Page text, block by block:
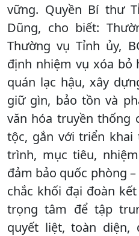
vững. Quyền Bí thư
Dũng, cho biết:
Thường vụ Tỉnh ủy,
định nhiệm vụ xóa bỏ
quán lạc hậu, xây
giữ gìn, bảo tồn và
văn hóa truyền thống
tộc, gắn với triển khai
trình, mục tiêu,
đảm bảo quốc phòng
chắc khối đại đoàn
trọng tâm để tập
quyết liệt, toàn